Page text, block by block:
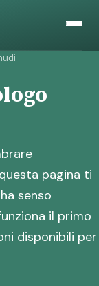
pagina ti
senso
il primo
disponibili per